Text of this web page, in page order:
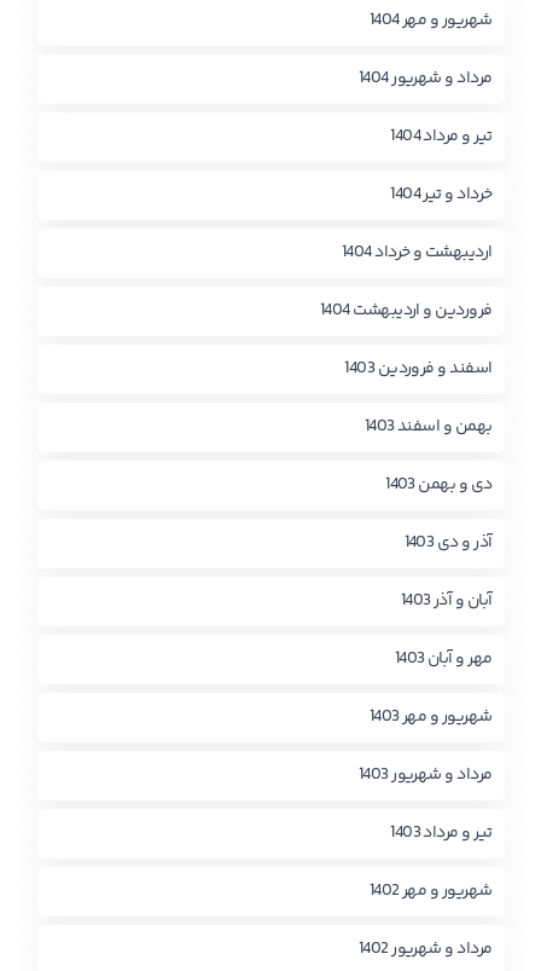
شهریور و مهر 1404
مرداد و شهریور 1404
تیر و مرداد 1404
خرداد و تیر 1404
اردیبهشت و خرداد 1404
فروردین و اردیبهشت 1404
اسفند و فروردین 1403
بهمن و اسفند 1403
دی و بهمن 1403
آذر و دی 1403
آبان و آذر 1403
مهر و آبان 1403
شهریور و مهر 1403
مرداد و شهریور 1403
تیر و مرداد 1403
شهریور و مهر 1402
مرداد و شهریور 1402